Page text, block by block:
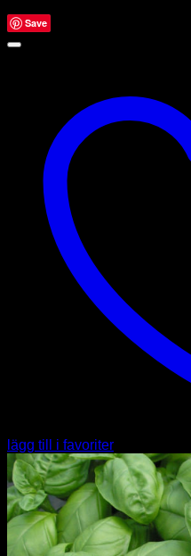
Save
lägg till i favoriter